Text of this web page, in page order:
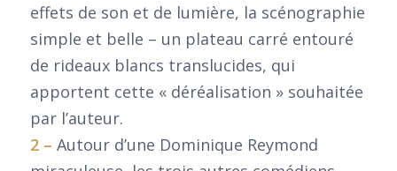
effets de son et de lumière, la scénographie
simple et belle – un plateau carré entouré
de rideaux blancs translucides, qui
apportent cette « déréalisation » souhaitée
par l’auteur.
2 – Autour d’une Dominique Reymond